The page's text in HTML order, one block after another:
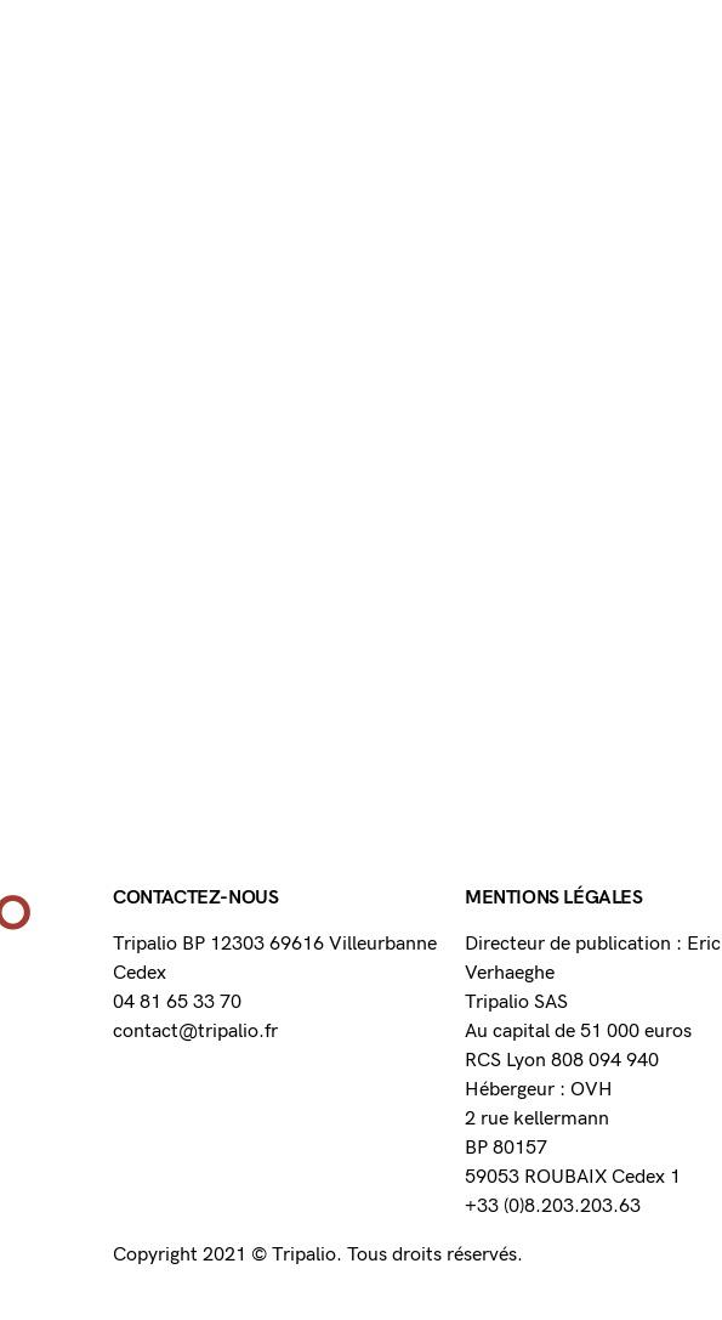
CONTACTEZ-NOUS
Tripalio BP 12303 69616 Villeurbanne
Cedex
04 81 65 33 70
contact@tripalio.fr
MENTIONS LÉGALES
Directeur de publication : Eric
Verhaeghe
Tripalio SAS
Au capital de 51 000 euros
RCS Lyon 808 094 940
Hébergeur : OVH
2 rue kellermann
BP 80157
59053 ROUBAIX Cedex 1
+33 (0)8.203.203.63
Copyright 2021 © Tripalio. Tous droits réservés.